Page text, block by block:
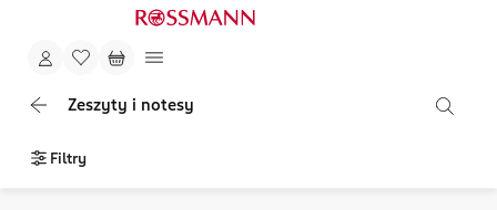
Zeszyty i notesy
Filtry